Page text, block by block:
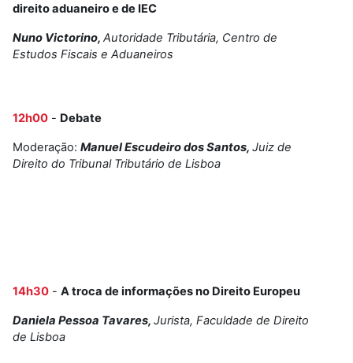
direito aduaneiro e de IEC
Nuno Victorino, Autoridade Tributária, Centro de
Estudos Fiscais e Aduaneiros
12h00 - Debate
Moderação: Manuel Escudeiro dos Santos, Juiz de
Direito do Tribunal Tributário de Lisboa
14h30 - A troca de informações no Direito Europeu
Daniela Pessoa Tavares, Jurista, Faculdade de Direito
de Lisboa